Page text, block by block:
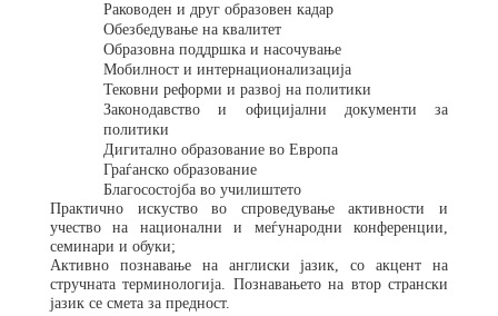
Раководен и друг образовен кадар
Обезбедување на квалитет
Образовна поддршка и насочување
Мобилност и интернационализација
Тековни реформи и развој на политики
Законодавство и официјални документи за
политики
Дигитално образование во Европа
Граѓанско образование
Благосостојба во училиштето
Практично искуство во спроведување активности и
учество на национални и меѓународни конференции,
семинари и обуки;
Активно познавање на англиски јазик, со акцент на
стручната терминологија. Познавањето на втор странски
јазик се смета за предност.